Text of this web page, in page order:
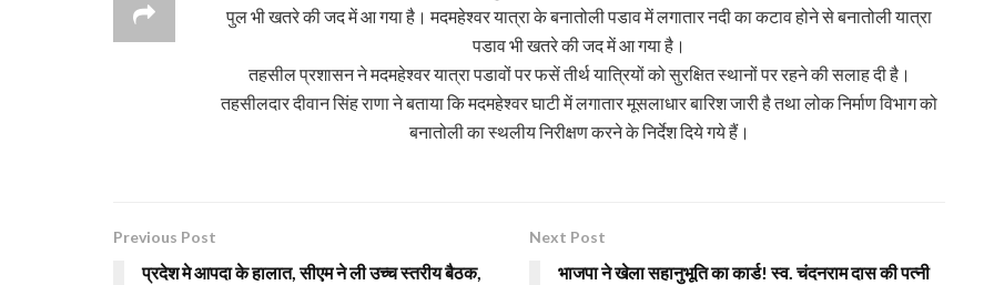
पुल भी खतरे की जद में आ गया है। मदमहेश्वर यात्रा के बनातोली पडाव में लगातार नदी का कटाव होने से बनातोली यात्रा
पडाव भी खतरे की जद में आ गया है।
तहसील प्रशासन ने मदमहेश्वर यात्रा पडावों पर फसें तीर्थ यात्रियों को सुरक्षित स्थानों पर रहने की सलाह दी है।
तहसीलदार दीवान सिंह राणा ने बताया कि मदमहेश्वर घाटी में लगातार मूसलाधार बारिश जारी है तथा लोक निर्माण विभाग को
बनातोली का स्थलीय निरीक्षण करने के निर्देश दिये गये हैं।
Previous Post
प्रदेश मे आपदा के हालात, सीएम ने ली उच्च स्तरीय बैठक,
Next Post
भाजपा ने खेला सहानुभूति का कार्ड! स्व. चंदनराम दास की पत्नी